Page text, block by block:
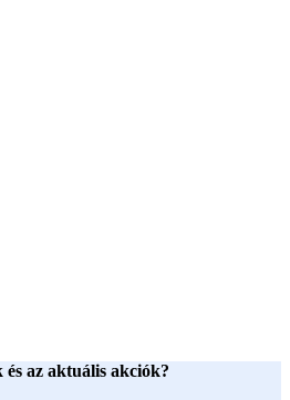
az aktuális akciók?